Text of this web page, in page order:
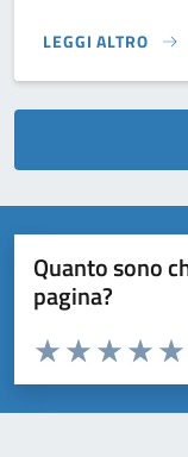
LEGGI ALTRO
}
Quanto sono
pagina?
Domanda
Valuta da 1 a 5 stelle la
Valuta
Valuta 3
Valuta 2 stelle
Valuta 1 stelle su 5